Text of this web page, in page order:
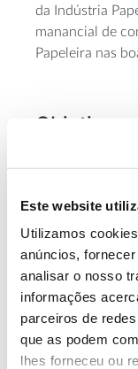
Este website
Utilizamos
anúncios,
analisar o nosso
informações
parceiros de
que as podem
lhes forneceu ou
da Indústria
manancial de
Papeleira nas
Objetivos
Contribuir para
de eucalipto,
eucalipto
de ações de
Equipa